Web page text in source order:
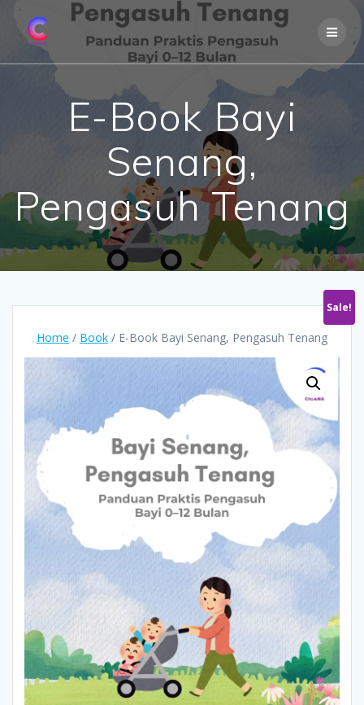
Skip
to
content
E-Book Bayi
Senang,
Pengasuh Tenang
Home / Book / E-Book Bayi Senang, Pengasuh Tenang
Sale!